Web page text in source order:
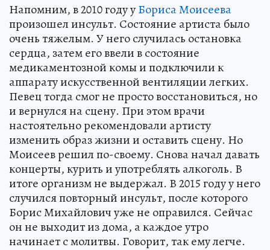
Напомним, в 2010 году уБориса Моисеева
произошел инсульт. Состояние артиста было
очень тяжелым. У него случилась остановка
сердца, затем его ввели в состояние
медикаментозной комы и подключили к
аппарату искусственной вентиляции легких.
Певец тогда смог не просто восстановиться, но
и вернулся на сцену. При этом врачи
настоятельно рекомендовали артисту
изменить образ жизни и оставить сцену. Но
Моисеев решил по-своему. Снова начал давать
концерты, курить и употреблять алкоголь. В
итоге организм не выдержал. В 2015 году у него
случился повторный инсульт, после которого
Борис Михайлович уже не оправился. Сейчас
он не выходит из дома, а каждое утро
начинает с молитвы. Говорит, так ему легче.